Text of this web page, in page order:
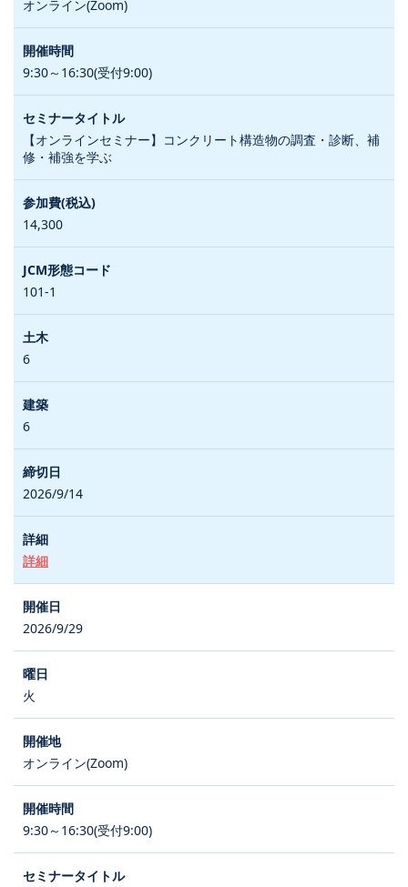
オンライン(Zoom)
9:30～16:30(受付9:00)
【オンラインセミナー】コンクリート構造物の調査・診断、補
修・補強を学ぶ
14,300
101-1
6
6
2026/9/14
詳細
2026/9/29
火
オンライン(Zoom)
9:30～16:30(受付9:00)